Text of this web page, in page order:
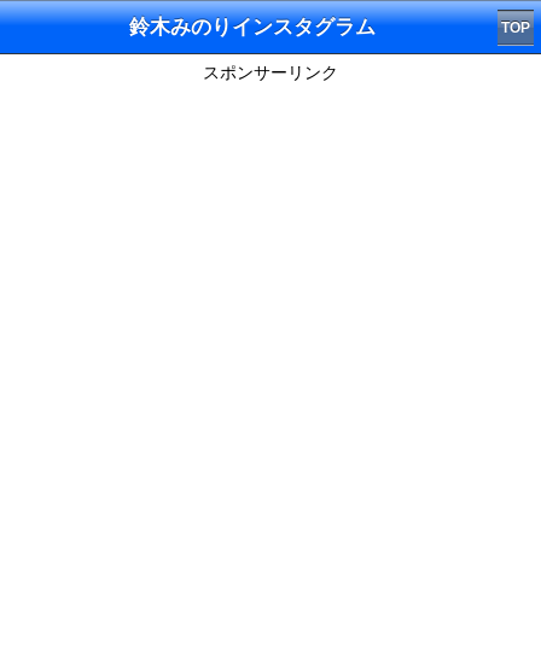
鈴木みのりインスタグラム TOP
スポンサーリンク